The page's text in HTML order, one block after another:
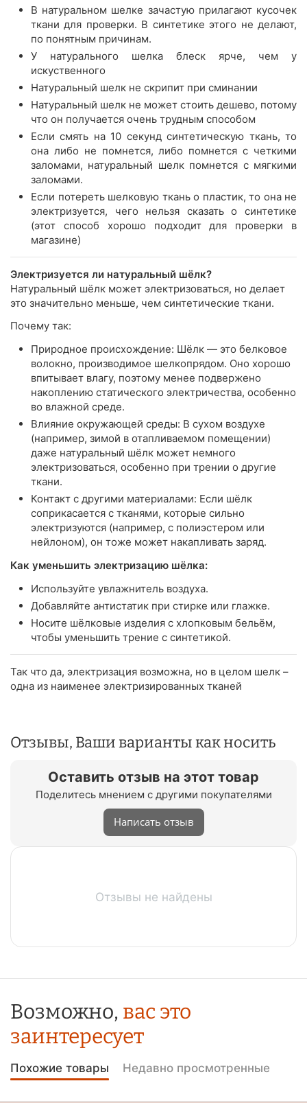
В натуральном шелке зачастую прилагают кусочек
ткани для проверки. В синтетике этого не делают,
по понятным причинам.
У натурального шелка блеск ярче, чем у
искуственного
Натуральный шелк не скрипит при сминании
Натуральный шелк не может стоить дешево, потому
что он получается очень трудным способом
Если смять на 10 секунд синтетическую ткань, то
она либо не помнется, либо помнется с четкими
заломами, натуральный шелк помнется с мягкими
заломами.
Если потереть шелковую ткань о пластик, то она не
электризуется, чего нельзя сказать о синтетике
(этот способ хорошо подходит для проверки в
магазине)
Электризуется ли натуральный шёлк?
Натуральный шёлк может электризоваться, но делает
это значительно меньше, чем синтетические ткани.
Почему так:
Природное происхождение: Шёлк — это белковое
волокно, производимое шелкопрядом. Оно хорошо
впитывает влагу, поэтому менее подвержено
накоплению статического электричества, особенно
во влажной среде.
Влияние окружающей среды: В сухом воздухе
(например, зимой в отапливаемом помещении)
даже натуральный шёлк может немного
электризоваться, особенно при трении о другие
ткани.
Контакт с другими материалами: Если шёлк
соприкасается с тканями, которые сильно
электризуются (например, с полиэстером или
нейлоном), он тоже может накапливать заряд.
Как уменьшить электризацию шёлка:
Используйте увлажнитель воздуха.
Добавляйте антистатик при стирке или глажке.
Носите шёлковые изделия с хлопковым бельём,
чтобы уменьшить трение с синтетикой.
Так что да, электризация возможна, но в целом шелк –
одна из наименее электризированных тканей
Отзывы, Ваши варианты как носить
Оставить отзыв на этот товар
Поделитесь мнением с другими покупателями
Написать отзыв
Отзывы не найдены
Возможно, вас это
заинтересует
Похожие товары Недавно просмотренные